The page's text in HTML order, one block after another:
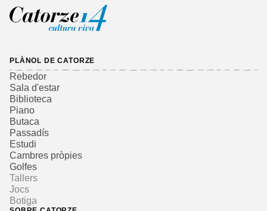
PLÀNOL DE CATORZE
Rebedor
Sala d'estar
Biblioteca
Piano
Butaca
Passadís
Estudi
Cambres pròpies
Golfes
Tallers
Jocs
Botiga